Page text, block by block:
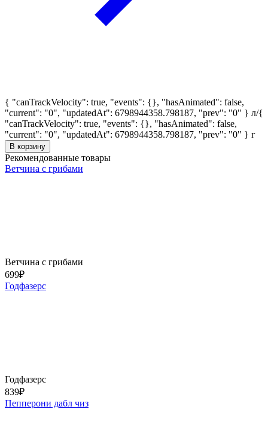
{ "canTrackVelocity": true, "events": {}, "hasAnimated": false,
"current": "0", "updatedAt": 6798944358.798187, "prev": "0" } л/{
"canTrackVelocity": true, "events": {}, "hasAnimated": false,
"current": "0", "updatedAt": 6798944358.798187, "prev": "0" } г
В корзину
Рекомендованные товары
Ветчина с грибами
Ветчина с грибами
699₽
Годфазерс
Годфазерс
839₽
Пепперони дабл чиз